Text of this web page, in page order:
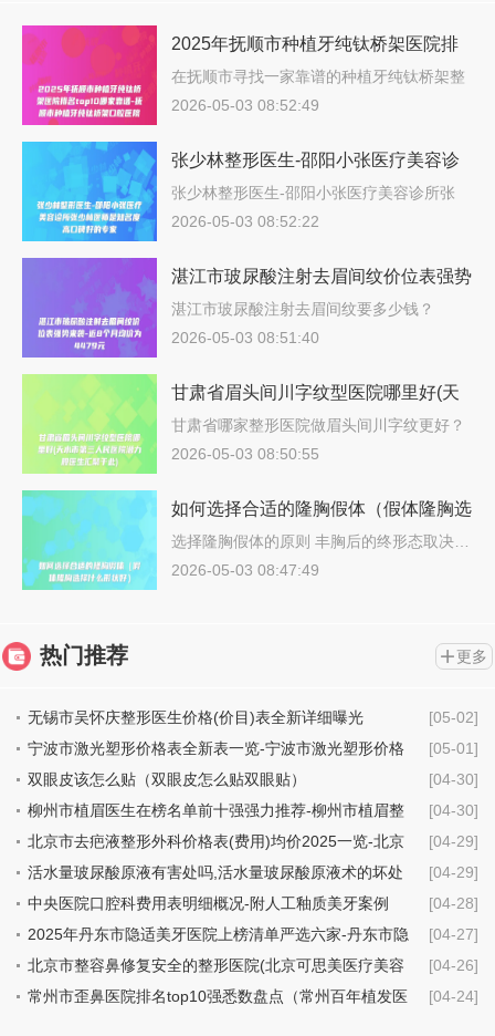
2025年抚顺市种植牙纯钛桥架医院排
名top10哪家靠谱-抚顺市种植牙纯钛桥
架口腔医院
在抚顺市寻找一家靠谱的种植牙纯钛桥架整
形…
2026-05-03 08:52:49
张少林整形医生-邵阳小张医疗美容诊
所张少林医师是知名度高口碑好的专家
张少林整形医生-邵阳小张医疗美容诊所张
少…
2026-05-03 08:52:22
湛江市玻尿酸注射去眉间纹价位表强势
来袭-近8个月均价为4479元
湛江市玻尿酸注射去眉间纹要多少钱？
202…
2026-05-03 08:51:40
甘肃省眉头间川字纹型医院哪里好(天
水市第三人民医院潜力股医生汇聚于
此)
甘肃省哪家整形医院做眉头间川字纹更好？
说…
2026-05-03 08:50:55
如何选择合适的隆胸假体（假体隆胸选
择什么形状好）
选择隆胸假体的原则 丰胸后的终形态取决…
2026-05-03 08:47:49
热门推荐 更多
[05-02]
无锡市吴怀庆整形医生价格(价目)表全新详细曝光
[05-01]
宁波市激光塑形价格表全新表一览-宁波市激光塑形价格
行情
[04-30]
双眼皮该怎么贴（双眼皮怎么贴双眼贴）
[04-30]
柳州市植眉医生在榜名单前十强强力推荐-柳州市植眉整
形医生
[04-29]
北京市去疤液整形外科价格表(费用)均价2025一览-北京
市去疤液具体费用是多少钱
[04-29]
活水量玻尿酸原液有害处吗,活水量玻尿酸原液术的坏处
[04-28]
中央医院口腔科费用表明细概况-附人工釉质美牙案例
[04-27]
2025年丹东市隐适美牙医院上榜清单严选六家-丹东市隐
适美牙口腔医院
[04-26]
北京市整容鼻修复安全的整形医院(北京可思美医疗美容
机构技术点评_附价格一览表)
[04-24]
常州市歪鼻医院排名top10强悉数盘点（常州百年植发医